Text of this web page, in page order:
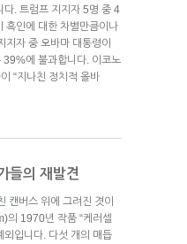
다. 트럼프 지지자 5명 중 4
흑인에 대한 차별만큼이나
자 중 오바마 대통령이
39%에 불과합니다. 이코노
“지나친 정치적 올바
들의 재발견
캔버스 위에 그려진 겻이
의 1970년 작품 “케러셀
입니다. 다섯 개의 매듭